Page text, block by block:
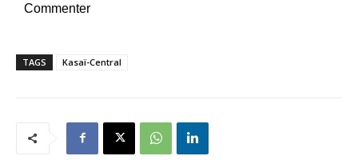
Commenter
TAGS Kasaï-Central